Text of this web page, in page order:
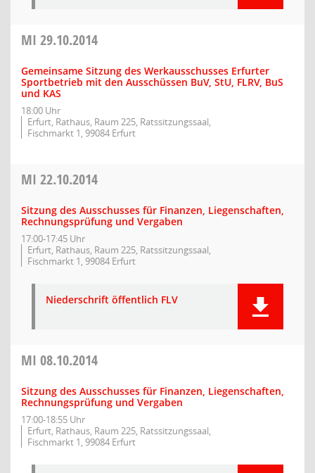
MI 29.10.2014
Gemeinsame Sitzung des Werkausschusses Erfurter
Sportbetrieb mit den Ausschüssen BuV, StU, FLRV, BuS
und KAS
18:00 Uhr
Erfurt, Rathaus, Raum 225, Ratssitzungssaal,
Fischmarkt 1, 99084 Erfurt
MI 22.10.2014
Sitzung des Ausschusses für Finanzen, Liegenschaften,
Rechnungsprüfung und Vergaben
17:00-17:45 Uhr
Erfurt, Rathaus, Raum 225, Ratssitzungssaal,
Fischmarkt 1, 99084 Erfurt
Niederschrift öffentlich FLV
MI 08.10.2014
Sitzung des Ausschusses für Finanzen, Liegenschaften,
Rechnungsprüfung und Vergaben
17:00-18:55 Uhr
Erfurt, Rathaus, Raum 225, Ratssitzungssaal,
Fischmarkt 1, 99084 Erfurt